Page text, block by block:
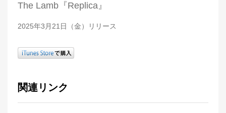
The Lamb『Replica』
2025年3月21日（金）リリース
関連リンク